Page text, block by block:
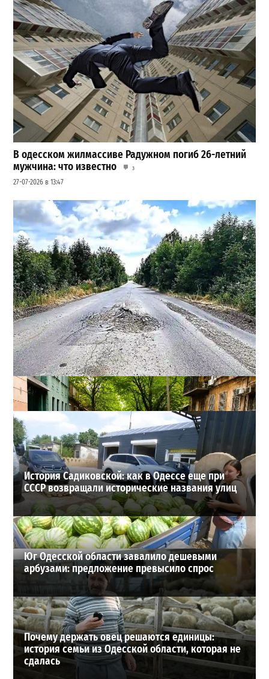
В одесском жилмассиве Радужном погиб 26-летний
мужчина: что известно
3
27-07-2026 в 13:47
Почему из сел Одесской области исчезли автобусы и
как теперь добираются люди
2
23-07-2026 в 14:36
ВИБОР РЕДАКЦИИ
История Садиковской: как в Одессе еще при
СССР возвращали исторические названия улиц
Юг Одесской области завалило дешевыми
арбузами: предложение превысило спрос
Почему держать овец решаются единицы:
история семьи из Одесской области, которая не
сдалась